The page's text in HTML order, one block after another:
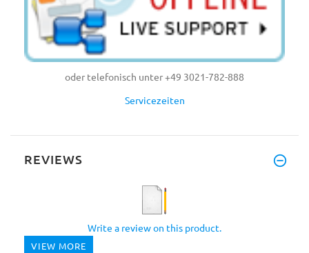
oder telefonisch unter +49 3021-782-888
Servicezeiten
REVIEWS
Write a review on this product.
VIEW MORE